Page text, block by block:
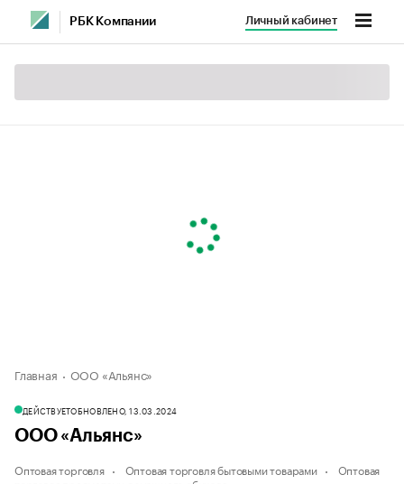
РБК Компании Личный кабинет
Главная ООО «Альянс»
ДЕЙСТВУЕТОБНОВЛЕНО, 13.03.2024
ООО «Альянс»
Оптовая торговля Оптовая торговля бытовыми товарами
Оптовая